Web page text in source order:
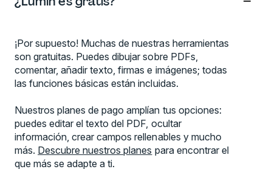
¡Por supuesto! Muchas de nuestras herramientas
son gratuitas. Puedes dibujar sobre PDFs,
comentar, añadir texto, firmas e imágenes; todas
las funciones básicas están incluidas.
Nuestros planes de pago amplían tus opciones:
puedes editar el texto del PDF, ocultar
información, crear campos rellenables y mucho
más. Descubre nuestros planes para encontrar el
que más se adapte a ti.